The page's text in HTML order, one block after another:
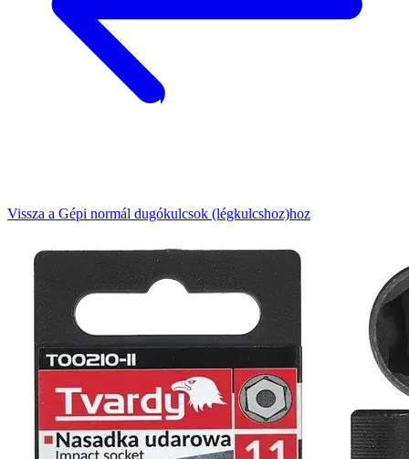
Vissza a Gépi normál dugókulcsok (légkulcshoz)hoz